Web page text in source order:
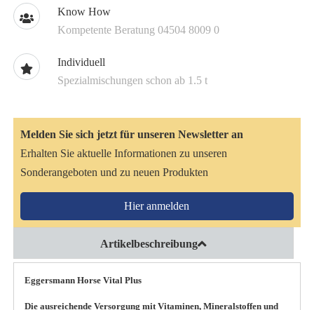
Know How
Kompetente Beratung 04504 8009 0
Individuell
Spezialmischungen schon ab 1.5 t
Melden Sie sich jetzt für unseren Newsletter an
Erhalten Sie aktuelle Informationen zu unseren
Sonderangeboten und zu neuen Produkten
Hier anmelden
Artikelbeschreibung
Eggersmann Horse Vital Plus
Die ausreichende Versorgung mit Vitaminen, Mineralstoffen und